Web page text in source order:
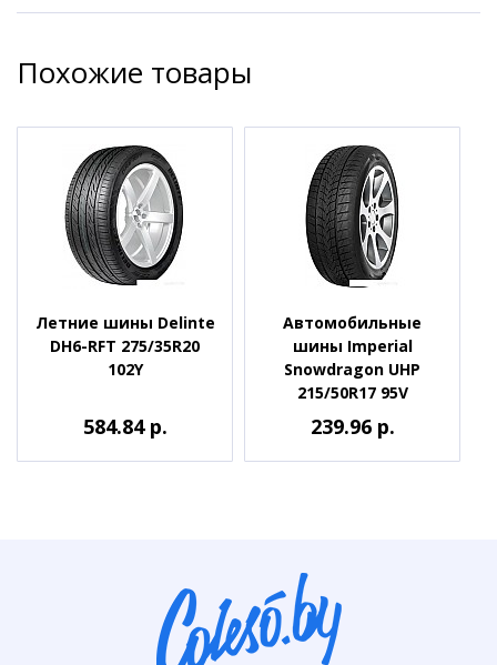
Похожие товары
Летние шины Delinte
DH6-RFT 275/35R20
102Y
584.84 р.
Автомобильные
шины Imperial
Snowdragon UHP
215/50R17 95V
239.96 р.